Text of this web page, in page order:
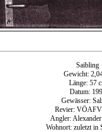
Saibling
Gewicht:
Länge: 57
Datum:
Gewässer:
Revier:
Angler:
Wohnort: zuletzt in